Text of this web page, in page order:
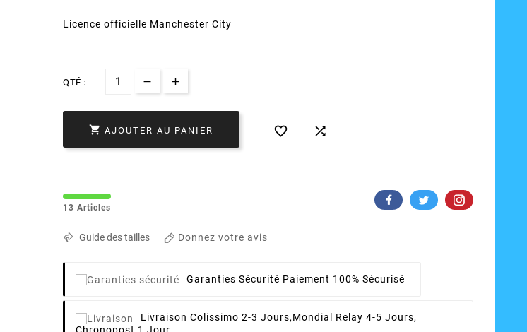
Licence officielle Manchester City
QTÉ :
 AJOUTER AU PANIER  
13 Articles
Guide des tailles Donnez votre avis
Garanties Sécurité Paiement 100% Sécurisé
Livraison Colissimo 2-3 Jours,Mondial Relay 4-5 Jours,
Chronopost 1 Jour